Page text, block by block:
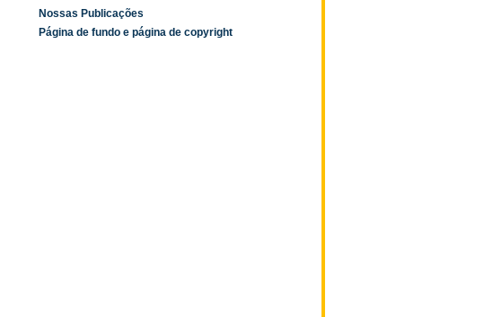
Nossas Publicações
Página de fundo e página de copyright